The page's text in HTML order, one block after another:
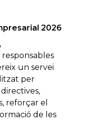
2026
un servei
per
reforçar el
de les